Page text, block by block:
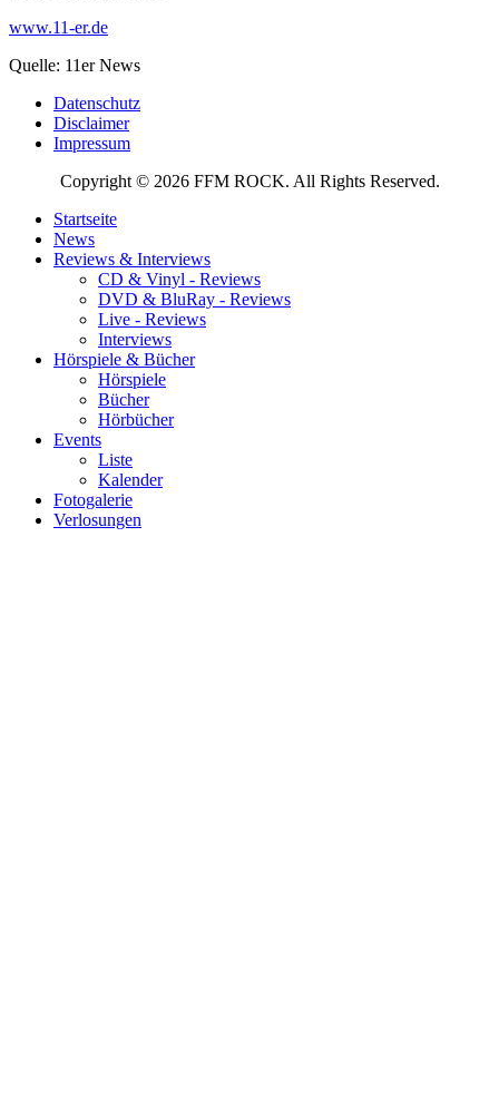
www.11-er.de
Quelle: 11er News
Datenschutz
Disclaimer
Impressum
Copyright © 2026 FFM ROCK. All Rights Reserved.
Startseite
News
Reviews & Interviews
CD & Vinyl - Reviews
DVD & BluRay - Reviews
Live - Reviews
Interviews
Hörspiele & Bücher
Hörspiele
Bücher
Hörbücher
Events
Liste
Kalender
Fotogalerie
Verlosungen